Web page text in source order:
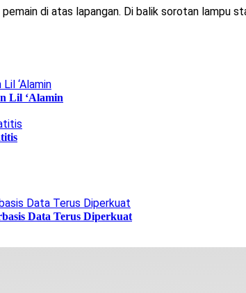
di atas lapangan. Di balik sorotan lampu
Lil ‘Alamin
Data Terus Diperkuat